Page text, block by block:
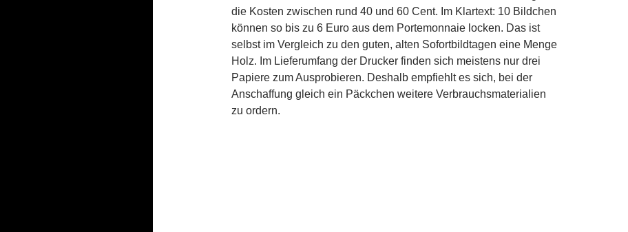
die Kosten zwischen rund 40 und 60 Cent. Im Klartext: 10 Bildchen
können so bis zu 6 Euro aus dem Portemonnaie locken. Das ist
selbst im Vergleich zu den guten, alten Sofortbildtagen eine Menge
Holz. Im Lieferumfang der Drucker finden sich meistens nur drei
Papiere zum Ausprobieren. Deshalb empfiehlt es sich, bei der
Anschaffung gleich ein Päckchen weitere Verbrauchsmaterialien
zu ordern.